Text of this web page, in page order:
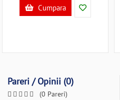
Cumpara
Pareri / Opinii (0)
(0 Pareri)